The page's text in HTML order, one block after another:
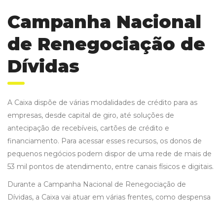
Campanha Nacional
de Renegociação de
Dívidas
A Caixa dispõe de várias modalidades de crédito para as
empresas, desde capital de giro, até soluções de
antecipação de recebíveis, cartões de crédito e
financiamento. Para acessar esses recursos, os donos de
pequenos negócios podem dispor de uma rede de mais de
53 mil pontos de atendimento, entre canais físicos e digitais.
Durante a Campanha Nacional de Renegociação de
Dívidas, a Caixa vai atuar em várias frentes, como despensa